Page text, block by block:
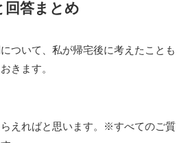
回答まとめ
ついて、私が帰宅後に考えたことも
きます。
えればと思います。※すべてのご質